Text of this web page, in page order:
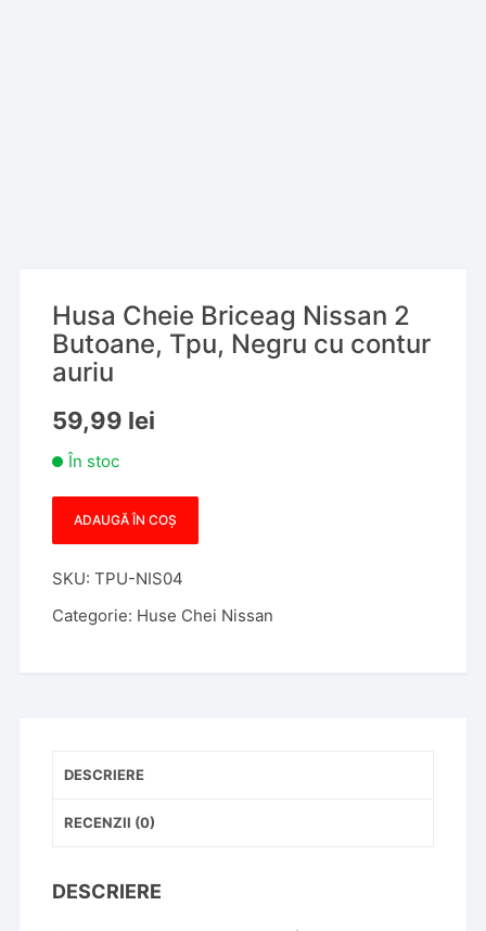
Husa Cheie Briceag Nissan 2
Butoane, Tpu, Negru cu contur
auriu
59,99 lei
În stoc
Cantitate
Cheie
Briceag
cu
auriu
ADAUGĂ ÎN COȘ
SKU:TPU-NIS04
Categorie: Huse Chei Nissan
DESCRIERE
RECENZII (0)
DESCRIERE